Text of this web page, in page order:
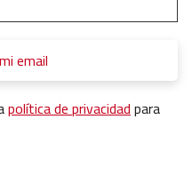
política de privacidadpara